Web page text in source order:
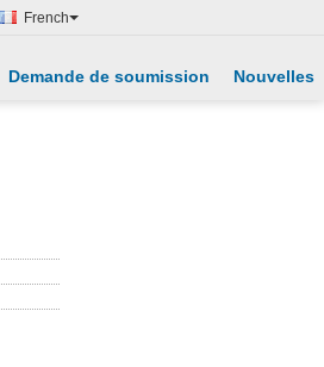
French
Demande de soumission Nouvelles